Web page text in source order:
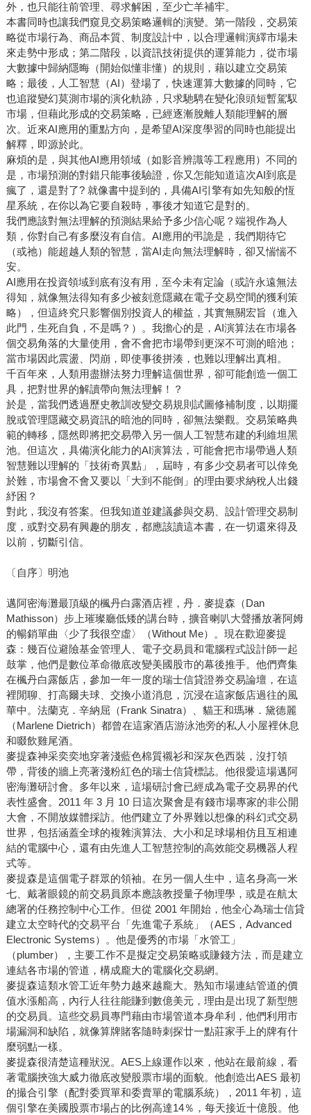
外，也只能往前管理、尋求解困，至少亡羊補牢。
本書同時也讓我們窺見交易策略邏輯的演變。第一階段，交易策
略從市場行為、商品本質、制度設計中，以合理邏輯演繹市場未
來走勢中形成；第二階段，以資訊技術提供的運算能力，從市場
大數據中歸納隱晦（開始似懂非懂）的規則，藉以建立交易策
略；最後，人工智慧（AI）登場了，快速運算大數據的同時，它
也追蹤變幻莫測市場的演化軌跡，只求馳騁在變化浪頭短暫駕馭
市場，但藉此形成的交易策略，已經逐漸脫離人類能理解的層
次。近來AI應用的重點方向，是希望AI深度學習的同時也能提出
解釋，即源於此。
麻煩的是，與其他AI應用領域（如影音辨識等工程應用）不同的
是，市場預測的對錯只能事後驗證，你又怎能知道這次AI到底是
瘋了，還是對了? 就像書中提到的，具備AI引擎有如先知般的恆
星系統，在你以為它要自殺時，事後才知道它是對的。
我們應該對無法理解的預測結果給予多少信心呢？端視作為人
類，你對自己有多麼沒有自信。AI應用的弔詭是，我們期待它
（或祂）能超越人類的智慧，當AI走向無法理解時，卻又惴惴不
安。
AI應用在投資領域到底有沒有用，至今未有定論（或許永遠無法
得知，就像無法得知有多少被刻意隱藏在電子交易空間的獲利策
略），但這終究只影響個別投資人的權益，其實無關宏旨（進入
此門，生死自負，不是嗎？）。我擔心的是，AI演算法在市場各
個交易角落的大量使用，會不會把市場帶到更深不可測的暗池；
當市場因此震盪、閃崩，即使事後拼湊，也難以理解出真相。
千百年來，人類用盡辦法努力理解這個世界，卻可能創造一個工
具，把對世界的解讀帶向無法理解！？
於是，當我們透過歷史教訓改變交易規則試圖修補制度，以期擺
脫或管理隱藏交易資訊的暗池的同時，卻無法樂觀。交易策略典
範的轉移，隱然即將把交易帶入另一個人工智慧布建的利維坦黑
池。但這次，具備演化能力的AI演算法，可能會把市場帶過人類
智慧難以理解的「技術奇異點」，屆時，有多少交易者可以倖免
於難，市場會不會又要以「大到不能倒」的理由要求納稅人出錢
紓困？
對此，我沒有答案。但我知道並建議參與交易、設計管理交易制
度，或對交易有興趣的朋友，都應該讀這本書，在一切還來得及
以前，切斷引信。
〔自序〕明池
邁阿密海灘最頂級的楓丹白露酒店裡，丹．麥提森（Dan
Mathisson）步上璀璨廳低矮的講台時，擴音喇叭大聲播放著阿姆
的暢銷單曲〈少了我很空虛〉（Without Me）。現在歡迎麥提
森：幾百位避險基金管理人、電子交易員和電腦程式設計師一起
鼓掌，他們是數位革命徹底改變美國股市的幕後推手。他們齊集
在楓丹白露飯店，參加一年一度的瑞士信貸證券交易論壇，在這
裡閒聊、打高爾夫球、交換小道消息，沉浸在這家飯店過往的風
華中。法蘭克．辛納屈（Frank Sinatra）、貓王和瑪琳．黛德麗
（Marlene Dietrich）都曾在這家酒店游泳池旁的私人小屋裡休息
和啜飲雞尾酒。
麥提森神采奕奕地穿著淺藍色棉質襯衫和深灰色西裝，沒打領
帶，背後的牆上亮著淺粉紅色的瑞士信貸標誌。他很愛這場邁阿
密海灘研討會。多年以來，這場研討會已經成為電子交易界的代
表性盛會。2011 年 3 月 10 日這次聚會是有錢市場專家的非公開
大會，不開放媒體採訪。他們建立了外界難以想像的科幻式交易
世界，包括涵蓋全球的複雜演算法、大小和足球場相仿且互相連
結的電腦中心，還有由先進人工智慧控制的高效能交易機器人程
式等。
麥提森是這個電子群眾的領袖。在另一個人生中，這名身高一米
七、戴著眼鏡的前交易員原本應該教授量子物理學，或是在航太
總署的任務控制中心工作。但從 2001 年開始，他全心為瑞士信貸
建立太空時代的交易平台「先進電子系統」（AES，Advanced
Electronic Systems）。他是優秀的市場「水管工」
（plumber），主要工作不是擬定交易策略或賺錢方法，而是建立
連結各市場的管道，構成龐大的電腦化交易網。
麥提森這類水管工近年勢力越來越龐大。熟知市場連結管道的價
值水漲船高，內行人往往能賺到數億美元，理由是出現了新型態
的交易員。這些交易員專門藉由市場管道本身牟利，他們利用市
場漏洞和缺陷，就像算牌賭客隨時刺探廿一點莊家手上的牌有什
麼弱點一樣。
麥提森很清楚這種狀況。AES上線運作以來，他站在最前線，看
著電腦挾強大威力徹底改變股票市場的面貌。他創造出AES 最初
的撮合引擎（配對委買單和委賣單的電腦系統），2011 年初，這
個引擎在美國股票市場占的比例高達14％，每天接近十億股。他